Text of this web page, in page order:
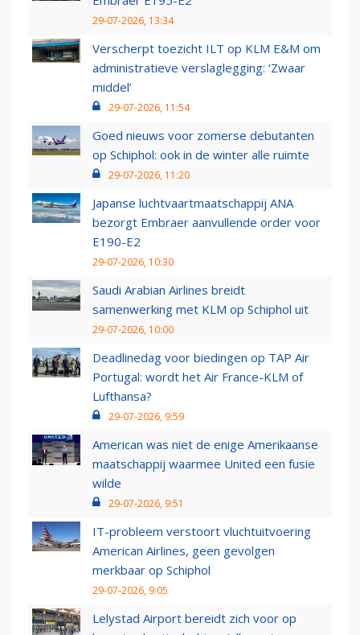
29-07-2026, 13:34
Verscherpt toezicht ILT op KLM E&M om
administratieve verslaglegging: ‘Zwaar
middel’
29-07-2026, 11:54
Goed nieuws voor zomerse debutanten
op Schiphol: ook in de winter alle ruimte
29-07-2026, 11:20
Japanse luchtvaartmaatschappij ANA
bezorgt Embraer aanvullende order voor
E190-E2
29-07-2026, 10:30
Saudi Arabian Airlines breidt
samenwerking met KLM op Schiphol uit
29-07-2026, 10:00
Deadlinedag voor biedingen op TAP Air
Portugal: wordt het Air France-KLM of
Lufthansa?
29-07-2026, 9:59
American was niet de enige Amerikaanse
maatschappij waarmee United een fusie
wilde
29-07-2026, 9:51
IT-probleem verstoort vluchtuitvoering
American Airlines, geen gevolgen
merkbaar op Schiphol
29-07-2026, 9:05
Lelystad Airport bereidt zich voor op